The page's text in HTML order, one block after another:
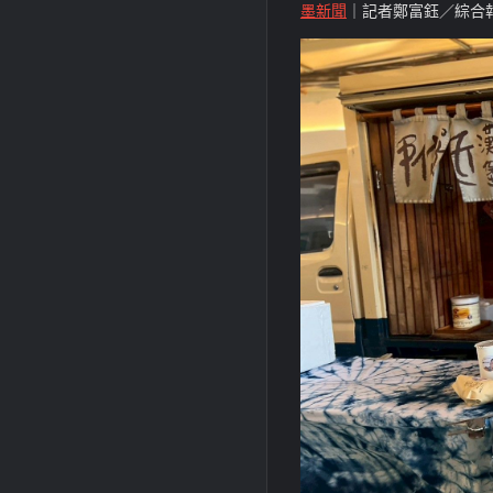
墨新聞 ｜記者鄭富鈺／綜合